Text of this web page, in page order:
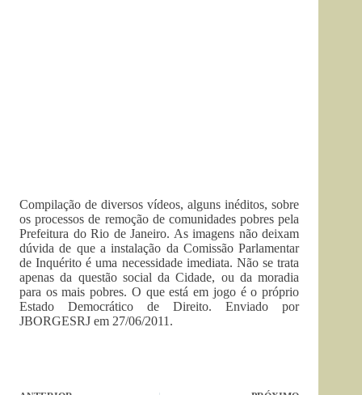
Compilação de diversos vídeos, alguns inéditos, sobre
os processos de remoção de comunidades pobres pela
Prefeitura do Rio de Janeiro. As imagens não deixam
dúvida de que a instalação da Comissão Parlamentar
de Inquérito é uma necessidade imediata. Não se trata
apenas da questão social da Cidade, ou da moradia
para os mais pobres. O que está em jogo é o próprio
Estado Democrático de Direito. Enviado por
JBORGESRJ em 27/06/2011.